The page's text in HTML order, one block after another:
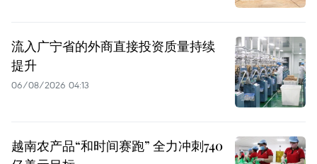
流入广宁省的外商直接投资质量持续
提升
06/08/2026 04:13
越南农产品“和时间赛跑” 全力冲刺740